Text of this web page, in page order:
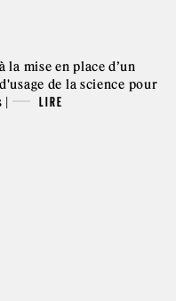
mise en place d’un
de la science pour
|
LIRE